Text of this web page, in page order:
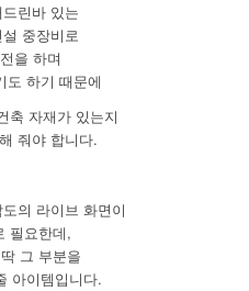
린바 있는
중장비로
을 하며
도 하기 때문에
축 자재가 있는지
줘야 합니다.
의 라이브 화면이
필요한데,
그 부분을
아이템입니다.